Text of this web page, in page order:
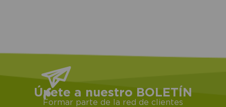
Únete a nuestro BOLETÍN
Formar parte de la red de clientes